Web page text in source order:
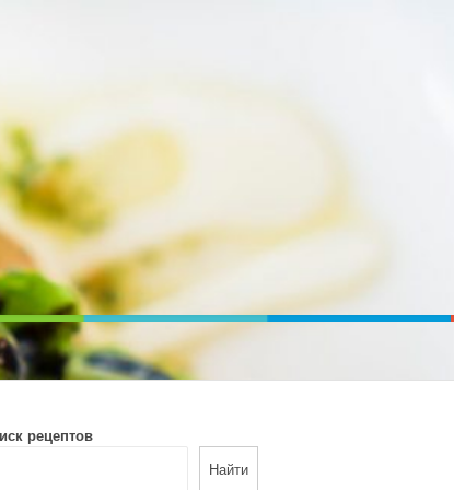
ДИЕТИЧЕСКОЕ ПИТАНИЕ
рецептов
Найти